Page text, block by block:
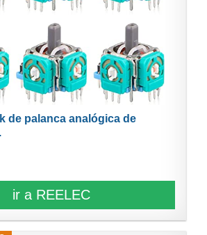
de palanca analógica de
ir a REELEC